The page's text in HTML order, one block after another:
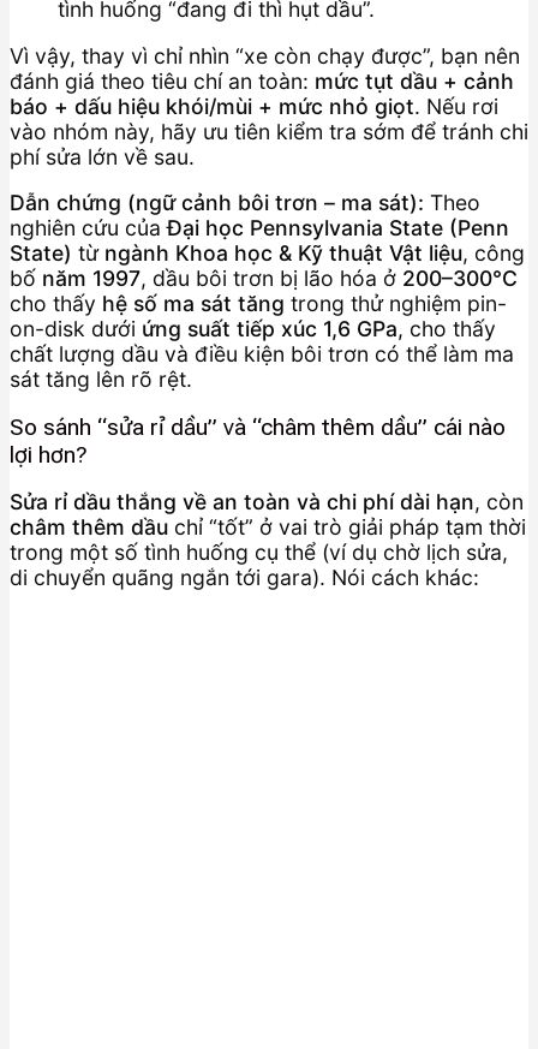
tình huống “đang đi thì hụt dầu”.
Vì vậy, thay vì chỉ nhìn “xe còn chạy được”, bạn nên
đánh giá theo tiêu chí an toàn: mức tụt dầu + cảnh
báo + dấu hiệu khói/mùi + mức nhỏ giọt. Nếu rơi
vào nhóm này, hãy ưu tiên kiểm tra sớm để tránh chi
phí sửa lớn về sau.
Dẫn chứng (ngữ cảnh bôi trơn – ma sát): Theo
nghiên cứu củaĐại học Pennsylvania State (Penn
State) từ ngành Khoa học & Kỹ thuật Vật liệu, công
bố năm 1997, dầu bôi trơn bị lão hóa ở 200–300°C
cho thấy hệ số ma sát tăng trong thử nghiệm pin-
on-disk dưới ứng suất tiếp xúc 1,6 GPa, cho thấy
chất lượng dầu và điều kiện bôi trơn có thể làm ma
sát tăng lên rõ rệt.
So sánh “sửa rỉ dầu” và “châm thêm dầu” cái nào
lợi hơn?
Sửa rỉ dầu thắng về an toàn và chi phí dài hạn, còn
châm thêm dầu chỉ “tốt” ở vai trò giải pháp tạm thời
trong một số tình huống cụ thể (ví dụ chờ lịch sửa,
di chuyển quãng ngắn tới gara). Nói cách khác: